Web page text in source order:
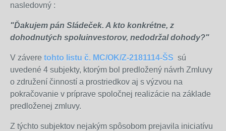
nasledovný :
"Ďakujem pán Sládeček. A kto konkrétne, z
dohodnutých spoluinvestorov, nedodržal dohody?"
V závere tohto listu č. MC/OK/Z-2181114-ŠS sú
uvedené 4 subjekty, ktorým bol predložený návrh Zmluvy
o združení činností a prostriedkov aj s výzvou na
pokračovanie v príprave spoločnej realizácie na základe
predloženej zmluvy.
Z týchto subjektov nejakým spôsobom prejavila iniciatívu